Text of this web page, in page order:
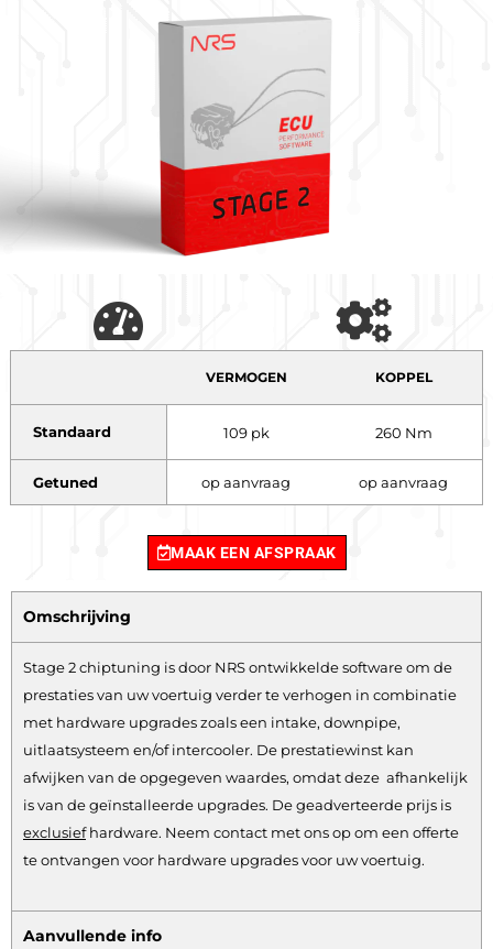
VERMOGEN KOPPEL
Standaard 109 pk 260 Nm
Getuned op aanvraag op aanvraag
MAAK EEN AFSPRAAK
Omschrijving
Stage 2 chiptuning is door NRS ontwikkelde software om de
prestaties van uw voertuig verder te verhogen in combinatie
met hardware upgrades zoals een intake, downpipe,
uitlaatsysteem en/of intercooler. De prestatiewinst kan
afwijken van de opgegeven waardes, omdat deze afhankelijk
is van de geïnstalleerde upgrades. De geadverteerde prijs is
exclusiefhardware. Neem contact met ons op om een offerte
te ontvangen voor hardware upgrades voor uw voertuig.
Aanvullende info